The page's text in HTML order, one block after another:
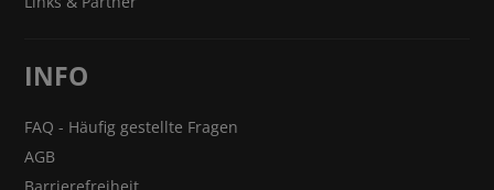
INFO
FAQ - Häufig gestellte Fragen
AGB